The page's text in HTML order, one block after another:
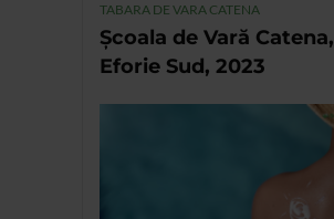
TABARA DE VARA CATENA
Școala de Vară Catena,
Eforie Sud, 2023